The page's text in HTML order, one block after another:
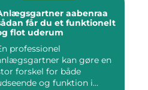
aabenraa
får du et funktionelt
flot uderum
professionel
kan gøre en
forskel for både
og funktion i